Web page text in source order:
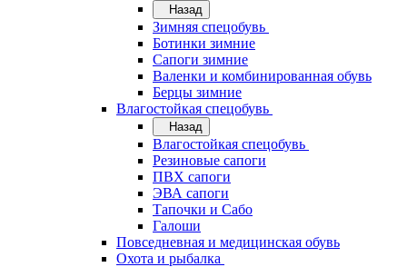
Назад
Зимняя спецобувь
Ботинки зимние
Сапоги зимние
Валенки и комбинированная обувь
Берцы зимние
Влагостойкая спецобувь
Назад
Влагостойкая спецобувь
Резиновые сапоги
ПВХ сапоги
ЭВА сапоги
Тапочки и Сабо
Галоши
Повседневная и медицинская обувь
Охота и рыбалка